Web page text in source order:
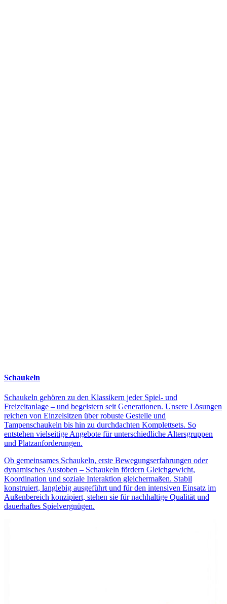
Schaukeln
Schaukeln gehören zu den Klassikern jeder Spiel- und
Freizeitanlage – und begeistern seit Generationen. Unsere Lösungen
reichen von Einzelsitzen über robuste Gestelle und
Tampenschaukeln bis hin zu durchdachten Komplettsets. So
entstehen vielseitige Angebote für unterschiedliche Altersgruppen
und Platzanforderungen.
Ob gemeinsames Schaukeln, erste Bewegungserfahrungen oder
dynamisches Austoben – Schaukeln fördern Gleichgewicht,
Koordination und soziale Interaktion gleichermaßen. Stabil
konstruiert, langlebig ausgeführt und für den intensiven Einsatz im
Außenbereich konzipiert, stehen sie für nachhaltige Qualität und
dauerhaftes Spielvergnügen.